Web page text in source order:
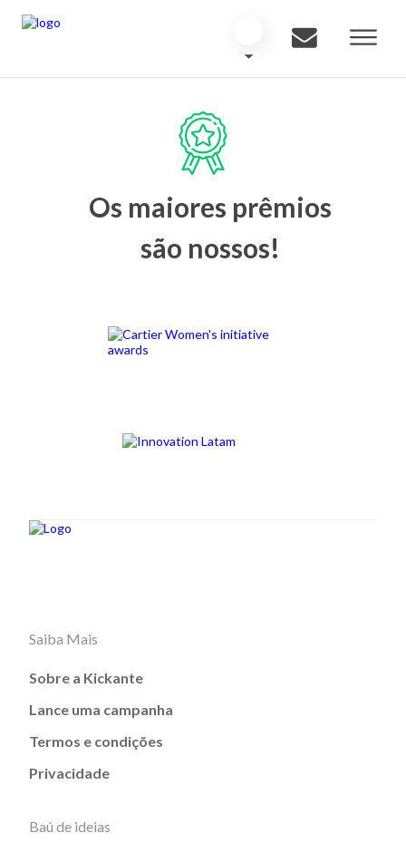
Os maiores prêmios
são nossos!
Saiba Mais
Sobre a Kickante
Lance uma campanha
Termos e condições
Privacidade
Baú de ideias